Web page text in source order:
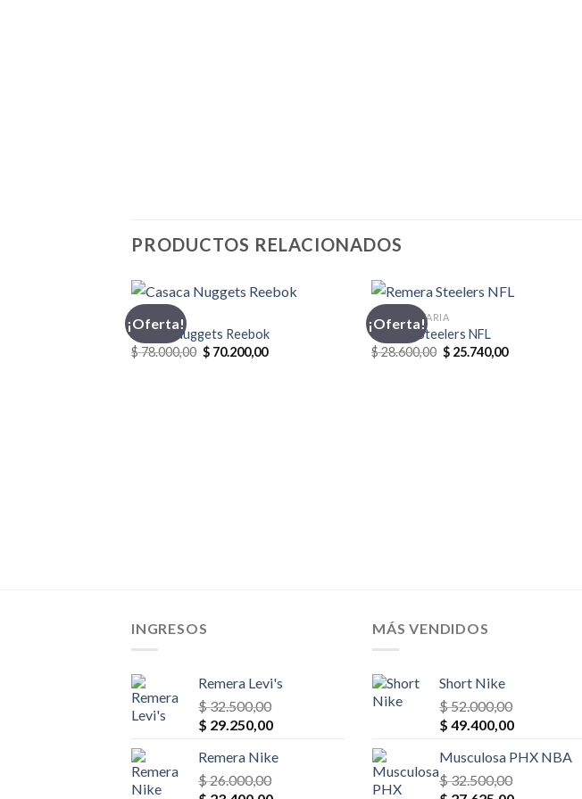
PRODUCTOS RELACIONADOS
¡Oferta!
CASACA
Casaca Nuggets Reebok
$78.000,00 El
precio
$ 70.200,00El
¡Oferta!
INDUMENTARIA
Remera Steelers NFL
$28.600,00 El
precio
$ 25.740,00El
INGRESOS
Remera Levi's
$32.500,00
El
original
era:
$ 29.250,00El
actual
Remera Nike
$26.000,00
MÁS VENDIDOS
Short Nike
$52.000,00
El
original
era:
$ 49.400,00El
actual
Musculosa PHX NBA
$32.500,00